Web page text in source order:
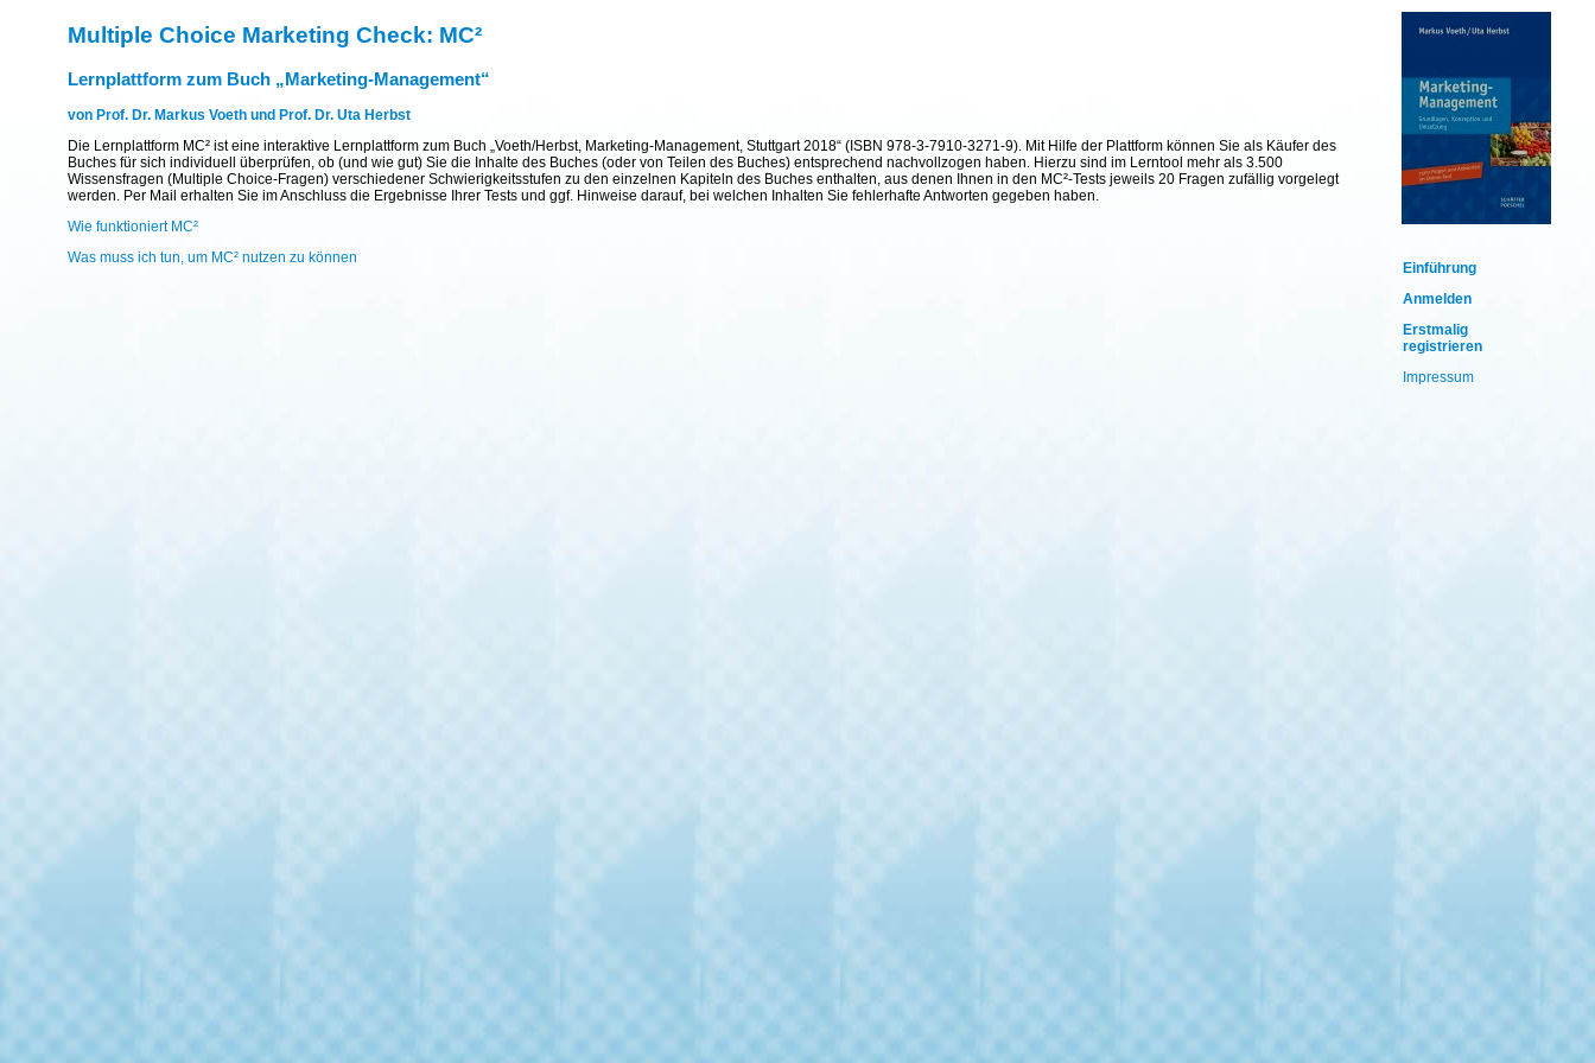
Einführung
Anmelden
Erstmalig
registrieren
Impressum
Multiple Choice Marketing Check: MC²
Lernplattform zum Buch „Marketing-Management“
von Prof. Dr. Markus Voeth und Prof. Dr. Uta Herbst
Die Lernplattform MC² ist eine interaktive Lernplattform zum Buch „Voeth/Herbst, Marketing-Management, Stuttgart 2018“ (ISBN 978-3-7910-3271-9). Mit Hilfe der Plattform können Sie als Käufer des
Buches für sich individuell überprüfen, ob (und wie gut) Sie die Inhalte des Buches (oder von Teilen des Buches) entsprechend nachvollzogen haben. Hierzu sind im Lerntool mehr als 3.500
Wissensfragen (Multiple Choice-Fragen) verschiedener Schwierigkeitsstufen zu den einzelnen Kapiteln des Buches enthalten, aus denen Ihnen in den MC²-Tests jeweils 20 Fragen zufällig vorgelegt
werden. Per Mail erhalten Sie im Anschluss die Ergebnisse Ihrer Tests und ggf. Hinweise darauf, bei welchen Inhalten Sie fehlerhafte Antworten gegeben haben.
Wie funktioniert MC²
Was muss ich tun, um MC² nutzen zu können